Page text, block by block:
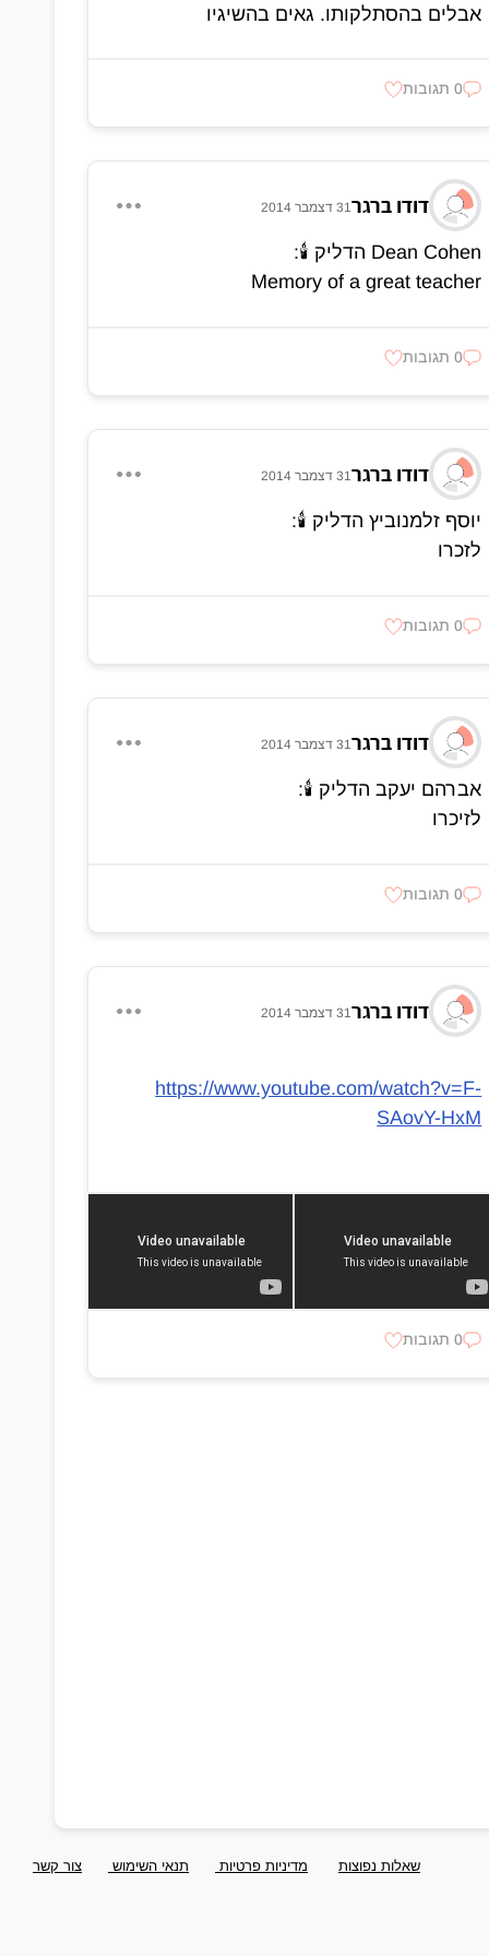
אבלים בהסתלקותו. גאים בהשיגיו
0 תגובות
דודו ברגר31 דצמבר 2014
Dean Cohen הדליק 🕯:
Memory of a great teacher
0 תגובות
דודו ברגר31 דצמבר 2014
יוסף זלמנוביץ הדליק 🕯:
לזכרו
0 תגובות
דודו ברגר31 דצמבר 2014
אברהם יעקב הדליק 🕯:
לזיכרו
0 תגובות
דודו ברגר31 דצמבר 2014
https://www.youtube.com/watch?v=F-
SAovY-HxM
0 תגובות
שאלות נפוצות מדיניות פרטיות תנאי השימוש צור קשר